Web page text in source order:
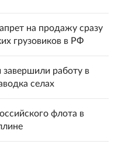
на продажу сразу
грузовиков в РФ
завершили работу в
селах
флота в